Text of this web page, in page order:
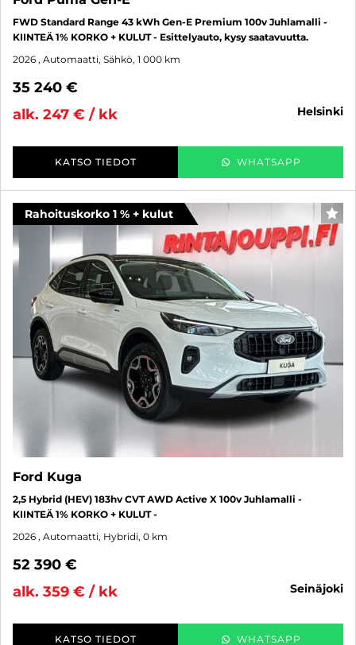
FWD Standard Range 43 kWh Gen-E Premium 100v Juhlamalli -
KIINTEÄ 1% KORKO + KULUT - Esittelyauto, kysy saatavuutta.
2026 , Automaatti, Sähkö, 1 000 km
35 240 €
alk. 247 € / kk
helsinki
KATSO TIEDOT WHATSAPP
Rahoituskorko 1 % + kulut
Ford Kuga
2,5 Hybrid (HEV) 183hv CVT AWD Active X 100v Juhlamalli -
KIINTEÄ 1% KORKO + KULUT -
2026 , Automaatti, Hybridi, 0 km
52 390 €
alk. 359 € / kk
seinäjoki
KATSO TIEDOT WHATSAPP